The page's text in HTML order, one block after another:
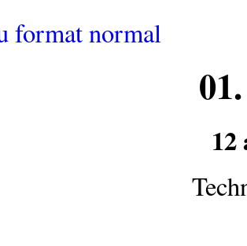
format normal
12